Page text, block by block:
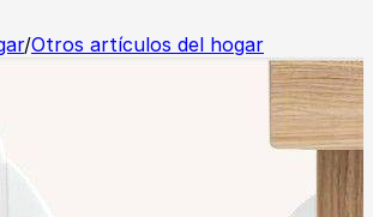
/Otros artículos del hogar